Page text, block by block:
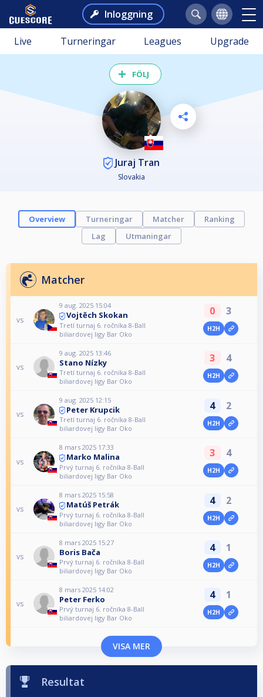
Inloggning
Live Turneringar Leagues Upgrade
FÖLJ
Juraj Tran
Slovakia
Overview Turneringar Matcher
Ranking
Lag
Utmaningar
Matcher
vs
9 aug. 2025 15:04
Vojtěch Skokan
Tretí turnaj 6. ročníka 8-Ball
biliardovej ligy Bar Oko
0 3
H2H
vs
9 aug. 2025 13:46
Stano Nízky
Tretí turnaj 6. ročníka 8-Ball
biliardovej ligy Bar Oko
3 4
H2H
vs
9 aug. 2025 12:15
Peter Krupcik
Tretí turnaj 6. ročníka 8-Ball
biliardovej ligy Bar Oko
4 2
H2H
vs
8 mars 2025 17:33
Marko Malina
Prvý turnaj 6. ročníka 8-Ball
biliardovej ligy Bar Oko
3 4
H2H
vs
8 mars 2025 15:58
Matúš Petrák
Prvý turnaj 6. ročníka 8-Ball
biliardovej ligy Bar Oko
4 2
H2H
vs
8 mars 2025 15:27
Boris Bača
Prvý turnaj 6. ročníka 8-Ball
biliardovej ligy Bar Oko
4 1
H2H
vs
8 mars 2025 14:02
Peter Ferko
Prvý turnaj 6. ročníka 8-Ball
biliardovej ligy Bar Oko
4 1
H2H
VISA MER
Resultat